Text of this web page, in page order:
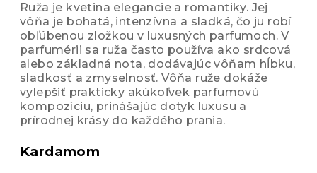
Ruža je kvetina elegancie a romantiky. Jej
vôňa je bohatá, intenzívna a sladká, čo ju robí
obľúbenou zložkou v luxusných parfumoch. V
parfumérii sa ruža často používa ako srdcová
alebo základná nota, dodávajúc vôňam hĺbku,
sladkosť a zmyselnosť. Vôňa ruže dokáže
vylepšiť prakticky akúkoľvek parfumovú
kompozíciu, prinášajúc dotyk luxusu a
prírodnej krásy do každého prania.
Kardamom